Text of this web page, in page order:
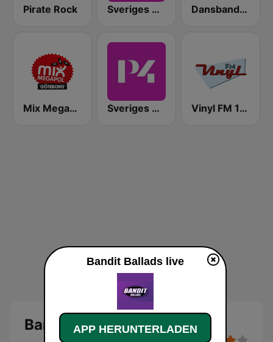
Pirate Rock Sveriges Radio P4 Göteborg Dansbandskanalen
Mix Megapol Göteborg Sveriges Radio P4 Kristianstad Vinyl FM 107
Bandit Ballads
Bandit Ballads live
APP HERUNTERLADEN